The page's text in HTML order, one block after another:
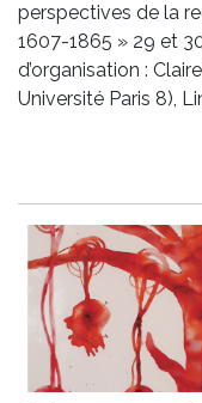
perspectives de la
1607-1865 » 29 et
d’organisation :
Université Paris 8),